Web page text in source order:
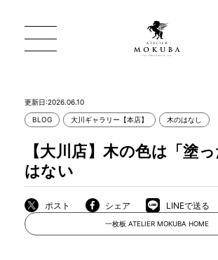
一枚板 ATELIER MOKUBA
更新日:2026.06.10
BLOG 大川ギャラリー【本店】 木のはなし
【大川店】木の色は「塗
はない
ポスト シェア LINEで送る
一枚板 ATELIER MOKUBA HOME